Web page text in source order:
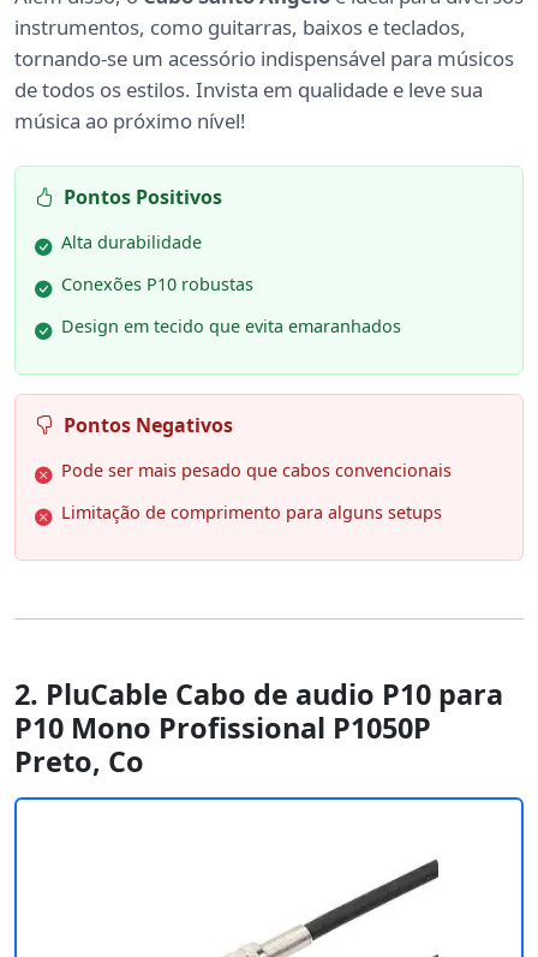
instrumentos, como guitarras, baixos e teclados,
tornando-se um acessório indispensável para músicos
de todos os estilos. Invista em qualidade e leve sua
música ao próximo nível!
Pontos Positivos
Alta durabilidade
Conexões P10 robustas
Design em tecido que evita emaranhados
Pontos Negativos
Pode ser mais pesado que cabos convencionais
Limitação de comprimento para alguns setups
2. PluCable Cabo de audio P10 para
P10 Mono Profissional P1050P
Preto, Co